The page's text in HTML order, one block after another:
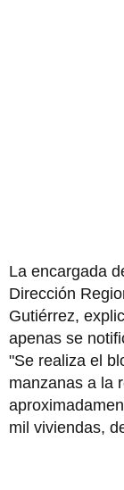
La encargada
Dirección
Gutiérrez,
apenas se
"Se realiza el
manzanas a la
mil viviendas,